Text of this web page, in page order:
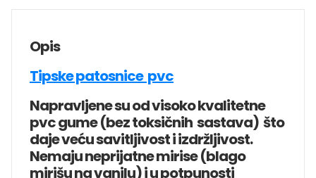
Opis
Tipske patosnice pvc
Napravljene su od visoko kvalitetne
pvc gume (bez toksičnih sastava) što
daje veću savitljivost i izdržljivost.
Nemaju neprijatne mirise (blago
mirišu na vanilu) i u potpunosti